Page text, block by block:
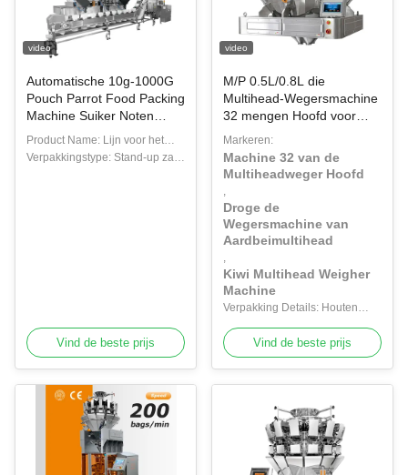
video
Automatische 10g-1000G
Pouch Parrot Food Packing
Machine Suiker Noten
Specerijen Thee Blaadzak
Verpakkingsmachine
Multihead Weiger
Product Name: Lijn voor het
verpakken van mengvoeders
Verpakkingstype: Stand-up zak,
Vind de beste prijs
video
M/P 0.5L/0.8L die
Multihead-Wegersmachine
32 mengen Hoofd voor
Rozijn Droog Kiwi Dried
Strawberry
Markeren:
Machine 32 van de
Multiheadweger Hoofd
,
Droge de
Wegersmachine van
Aardbeimultihead
,
Kiwi Multihead Weigher
Machine
Verpakking Details: Houten
Geval
Vind de beste prijs